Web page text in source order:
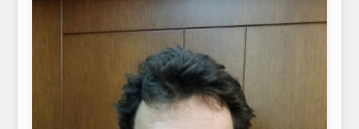
ΕΛΛΗΝΙΚΗ ΝΟΜΟΘΕΣΙΑ
ΕΥΡΩΠΑΪΚΗ ΝΟΜΟΘΕΣΙΑ